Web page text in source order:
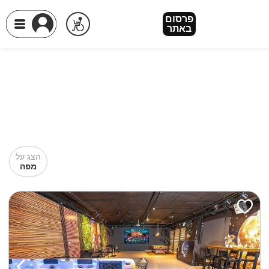
פרסום
באתר
הצג על
מפה